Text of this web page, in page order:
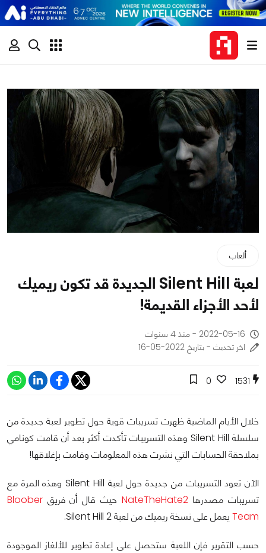
ألعاب
لعبة Silent Hill الجديدة قد تكون ريميك
لأحد الأجزاء القديمة!
2022-05-16 - منذ 4 سنوات
اخر تحديث - بتاريخ 2022-05-16
1531
0
خلال الأيام الماضية ظهرت تسريبات قوية حول تطوير لعبة جديدة من
سلسلة Silent Hill وهذه التسريبات تأكدت أكثر بعد أن قامت كونامي
بملاحقة الحسابات التي نشرت هذه المعلومات وقامت بإغلاقها!
الآن تعود التسريبات من جديدة حول لعبة Silent Hill وهذه المرة مع
تسريبات مصدرهاNateTheHate2 حيث قال أن فريق Bloober
Team يعمل على نسخة ريميك من لعبة Silent Hill 2.
حسب التقرير فإن اللعبة ستحصل على إعادة تطوير للألغاز الموجودة